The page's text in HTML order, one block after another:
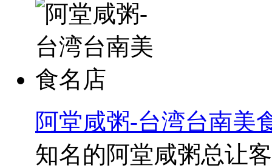
阿堂咸粥-台湾台南美
知名的阿堂咸粥总让